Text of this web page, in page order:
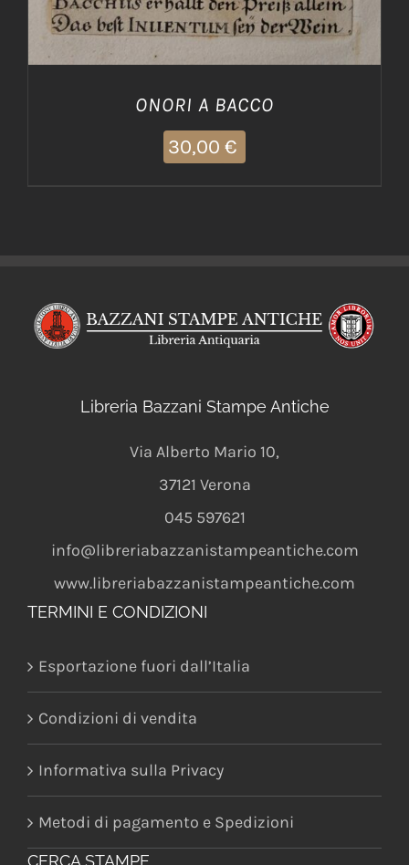
ONORI A BACCO
30,00 €
Libreria Bazzani Stampe Antiche
Via Alberto Mario 10,
37121 Verona
045 597621
info@libreriabazzanistampeantiche.com
www.libreriabazzanistampeantiche.com
TERMINI E CONDIZIONI
Esportazione fuori dall’Italia
Condizioni di vendita
Informativa sulla Privacy
Metodi di pagamento e Spedizioni